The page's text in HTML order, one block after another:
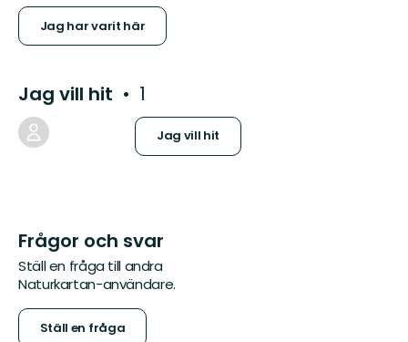
Jag har varit här
Jag vill hit 1
Jag vill hit
Frågor och svar
Ställ en fråga till andra
Naturkartan-användare.
Ställ en fråga